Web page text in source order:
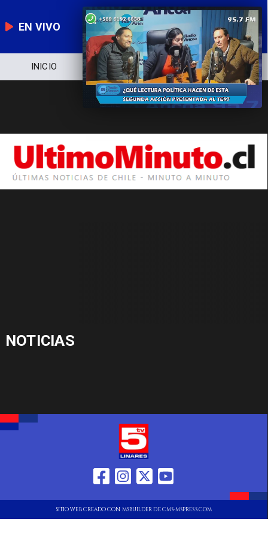
EN VIVO
INICIO NOTICIERO POLÍTICA
NOTICIAS
SITIO WEB CREADO CON MSBUILDER DE CMS-MSPRESS.COM